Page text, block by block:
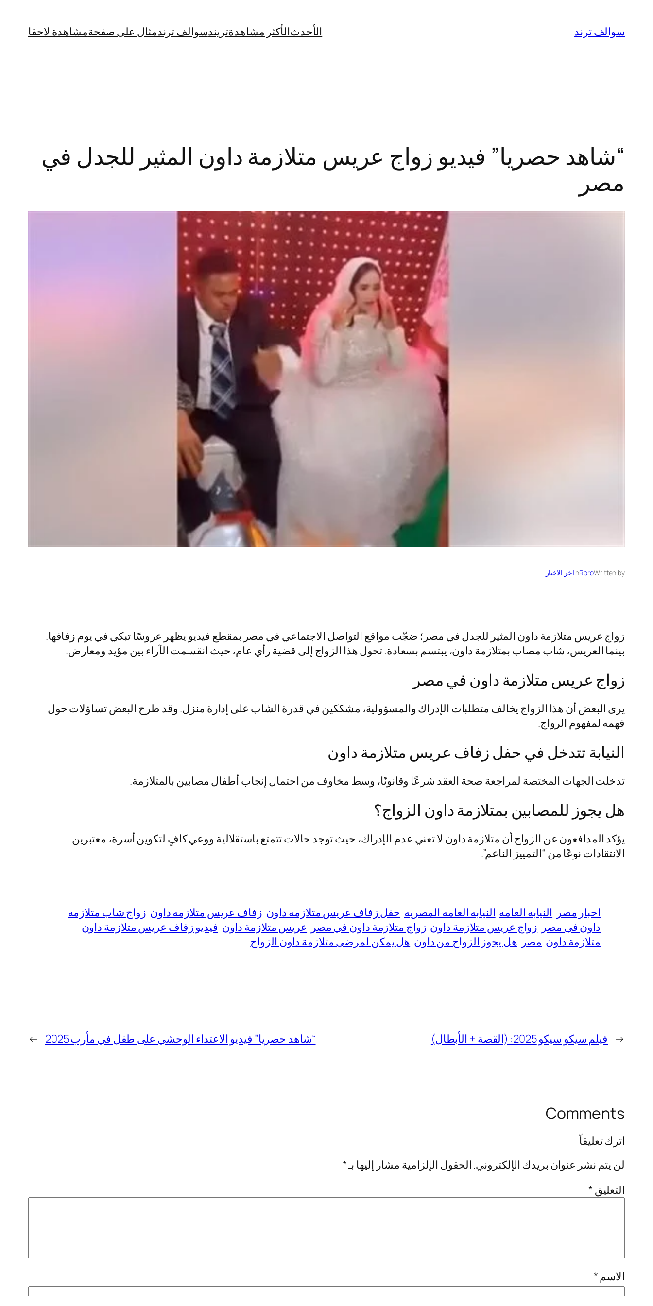
المحتوى
سوالف ترند الأحدثالأكثر مشاهدةتريندسوالف ترندمثال على صفحةمشاهدة لاحقا
“شاهد حصريا” فيديو زواج عريس متلازمة داون المثير للجدل في
مصر
Written by
Roro
inاخر الاخبار
زواج عريس متلازمة داون المثير للجدل في مصر؛ ضجّت مواقع التواصل الاجتماعي في مصر بمقطع فيديو يظهر عروسًا تبكي في يوم زفافها.
بينما العريس، شاب مصاب بمتلازمة داون، يبتسم بسعادة. تحول هذا الزواج إلى قضية رأي عام، حيث انقسمت الآراء بين مؤيد ومعارض.
زواج عريس متلازمة داون في مصر
يرى البعض أن هذا الزواج يخالف متطلبات الإدراك والمسؤولية، مشككين في قدرة الشاب على إدارة منزل. وقد طرح البعض تساؤلات حول
فهمه لمفهوم الزواج.
النيابة تتدخل في حفل زفاف عريس متلازمة داون
تدخلت الجهات المختصة لمراجعة صحة العقد شرعًا وقانونًا، وسط مخاوف من احتمال إنجاب أطفال مصابين بالمتلازمة.
هل يجوز للمصابين بمتلازمة داون الزواج؟
يؤكد المدافعون عن الزواج أن متلازمة داون لا تعني عدم الإدراك، حيث توجد حالات تتمتع باستقلالية ووعي كافٍ لتكوين أسرة، معتبرين
الانتقادات نوعًا من “التمييز الناعم”.
اخبار مصر النيابة العامة النيابة العامة المصرية حفل زفاف عريس متلازمة داون زفاف عريس متلازمة داون زواج شاب متلازمة
داون في مصر زواج عريس متلازمة داون زواج متلازمة داون في مصر عريس متلازمة داون فيديو زفاف عريس متلازمة داون
متلازمة داون مصر هل يجوز الزواج من داون هل يمكن لمرضى متلازمة داون الزواج
← فيلم سيكو سيكو 2025: (القصة + الأبطال) “شاهد حصريا” فيديو الاعتداء الوحشي على طفل في مأرب 2025 →
Comments
اترك تعليقاً
لن يتم نشر عنوان بريدك الإلكتروني. الحقول الإلزامية مشار إليها بـ*
التعليق *
الاسم *